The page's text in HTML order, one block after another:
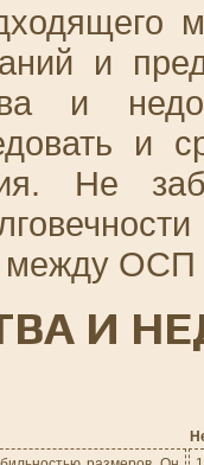
и
и
и
Не
между
И